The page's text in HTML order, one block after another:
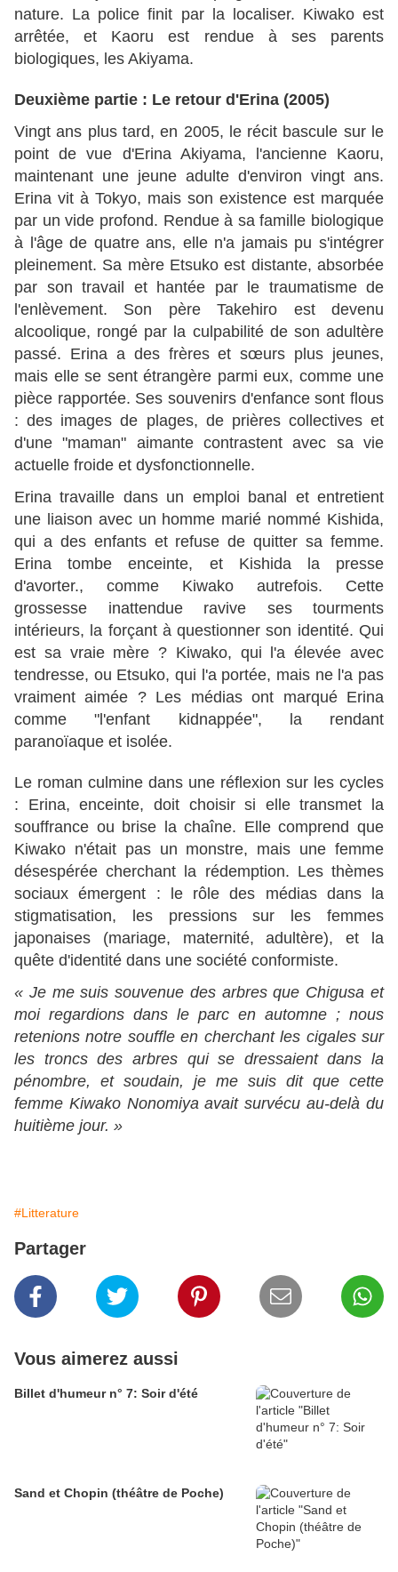
nature. La police finit par la localiser. Kiwako est
arrêtée, et Kaoru est rendue à ses parents
biologiques, les Akiyama.
Deuxième partie : Le retour d'Erina (2005)
Vingt ans plus tard, en 2005, le récit bascule sur le
point de vue d'Erina Akiyama, l'ancienne Kaoru,
maintenant une jeune adulte d'environ vingt ans.
Erina vit à Tokyo, mais son existence est marquée
par un vide profond. Rendue à sa famille biologique
à l'âge de quatre ans, elle n'a jamais pu s'intégrer
pleinement. Sa mère Etsuko est distante, absorbée
par son travail et hantée par le traumatisme de
l'enlèvement. Son père Takehiro est devenu
alcoolique, rongé par la culpabilité de son adultère
passé. Erina a des frères et sœurs plus jeunes,
mais elle se sent étrangère parmi eux, comme une
pièce rapportée. Ses souvenirs d'enfance sont flous
: des images de plages, de prières collectives et
d'une "maman" aimante contrastent avec sa vie
actuelle froide et dysfonctionnelle.
Erina travaille dans un emploi banal et entretient
une liaison avec un homme marié nommé Kishida,
qui a des enfants et refuse de quitter sa femme.
Erina tombe enceinte, et Kishida la presse
d'avorter., comme Kiwako autrefois. Cette
grossesse inattendue ravive ses tourments
intérieurs, la forçant à questionner son identité. Qui
est sa vraie mère ? Kiwako, qui l'a élevée avec
tendresse, ou Etsuko, qui l'a portée, mais ne l'a pas
vraiment aimée ? Les médias ont marqué Erina
comme "l'enfant kidnappée", la rendant
paranoïaque et isolée.
Le roman culmine dans une réflexion sur les cycles
: Erina, enceinte, doit choisir si elle transmet la
souffrance ou brise la chaîne. Elle comprend que
Kiwako n'était pas un monstre, mais une femme
désespérée cherchant la rédemption. Les thèmes
sociaux émergent : le rôle des médias dans la
stigmatisation, les pressions sur les femmes
japonaises (mariage, maternité, adultère), et la
quête d'identité dans une société conformiste.
« Je me suis souvenue des arbres que Chigusa et
moi regardions dans le parc en automne ; nous
retenions notre souffle en cherchant les cigales sur
les troncs des arbres qui se dressaient dans la
pénombre, et soudain, je me suis dit que cette
femme Kiwako Nonomiya avait survécu au-delà du
huitième jour. »
#Litterature
Partager
Vous aimerez aussi
Billet d'humeur n° 7: Soir d'été
Sand et Chopin (théâtre de Poche)